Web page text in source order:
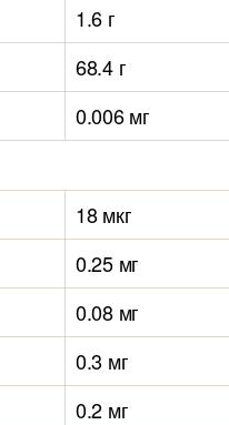
1.6 г
68.4 г
0.006 мг
18 мкг
0.25 мг
0.08 мг
0.3 мг
0.2 мг